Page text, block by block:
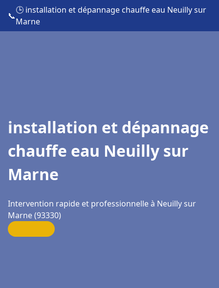
📞
🕒 installation et dépannage chauffe eau Neuilly sur
Marne
installation et dépannage
chauffe eau Neuilly sur
Marne
Intervention rapide et professionnelle à Neuilly sur
Marne (93330)